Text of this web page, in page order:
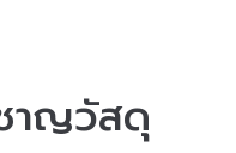
าญวัสดุ